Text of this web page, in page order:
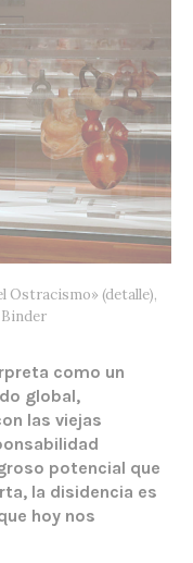
Ostracismo» (detalle),
como un
global,
las viejas
potencial que
la disidencia es
hoy nos